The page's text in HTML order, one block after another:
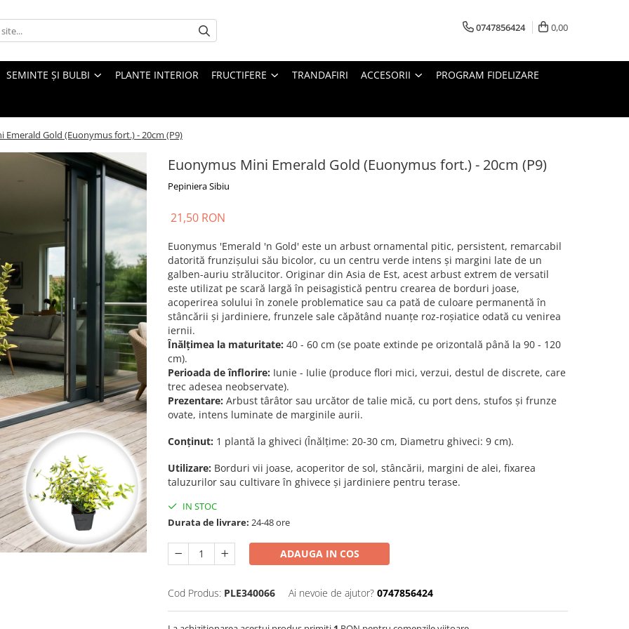
0747856424 0,00
SEMINTE ȘI BULBI PLANTE INTERIOR FRUCTIFERE TRANDAFIRI ACCESORII PROGRAM FIDELIZARE
Emerald Gold (Euonymus fort.) - 20cm (P9)
Euonymus Mini Emerald Gold (Euonymus fort.) - 20cm (P9)
Pepiniera Sibiu
21,50 RON
Euonymus 'Emerald 'n Gold' este un arbust ornamental pitic, persistent, remarcabil
datorită frunzișului său bicolor, cu un centru verde intens și margini late de un
galben-auriu strălucitor. Originar din Asia de Est, acest arbust extrem de versatil
este utilizat pe scară largă în peisagistică pentru crearea de borduri joase,
acoperirea solului în zonele problematice sau ca pată de culoare permanentă în
stâncării și jardiniere, frunzele sale căpătând nuanțe roz-roșiatice odată cu venirea
iernii.
Înălțimea la maturitate: 40 - 60 cm (se poate extinde pe orizontală până la 90 - 120
cm).
Perioada de înflorire: Iunie - Iulie (produce flori mici, verzui, destul de discrete, care
trec adesea neobservate).
Prezentare: Arbust târâtor sau urcător de talie mică, cu port dens, stufos și frunze
ovate, intens luminate de marginile aurii.
Conținut: 1 plantă la ghiveci (Înălțime: 20-30 cm, Diametru ghiveci: 9 cm).
Utilizare: Borduri vii joase, acoperitor de sol, stâncării, margini de alei, fixarea
taluzurilor sau cultivare în ghivece și jardiniere pentru terase.
IN STOC
Durata de livrare: 24-48 ore
ADAUGA IN COS
Cod Produs: PLE340066 Ai nevoie de ajutor? 0747856424